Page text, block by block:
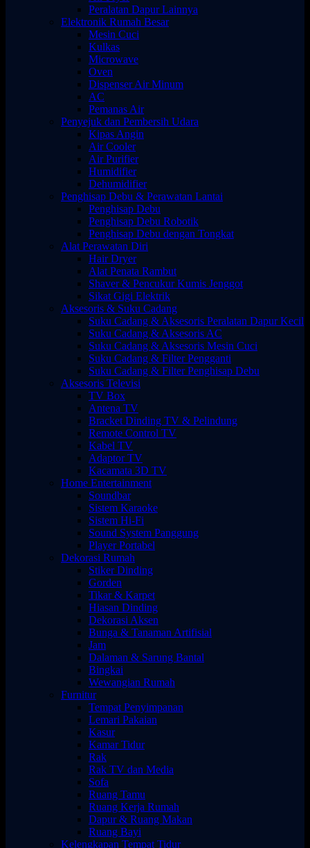
Peralatan Dapur Lainnya
Elektronik Rumah Besar
Mesin Cuci
Kulkas
Microwave
Oven
Dispenser Air Minum
AC
Pemanas Air
Penyejuk dan Pembersih Udara
Kipas Angin
Air Cooler
Air Purifier
Humidifier
Dehumidifier
Penghisap Debu & Perawatan Lantai
Penghisap Debu
Penghisap Debu Robotik
Penghisap Debu dengan Tongkat
Alat Perawatan Diri
Hair Dryer
Alat Penata Rambut
Shaver & Pencukur Kumis Jenggot
Sikat Gigi Elektrik
Aksesoris & Suku Cadang
Suku Cadang & Aksesoris Peralatan Dapur Kecil
Suku Cadang & Aksesoris AC
Suku Cadang & Aksesoris Mesin Cuci
Suku Cadang & Filter Pengganti
Suku Cadang & Filter Penghisap Debu
Aksesoris Televisi
TV Box
Antena TV
Bracket Dinding TV & Pelindung
Remote Control TV
Kabel TV
Adaptor TV
Kacamata 3D TV
Home Entertainment
Soundbar
Sistem Karaoke
Sistem Hi-Fi
Sound System Panggung
Player Portabel
Dekorasi Rumah
Stiker Dinding
Gorden
Tikar & Karpet
Hiasan Dinding
Dekorasi Aksen
Bunga & Tanaman Artifisial
Jam
Dalaman & Sarung Bantal
Bingkai
Wewangian Rumah
Furnitur
Tempat Penyimpanan
Lemari Pakaian
Kasur
Kamar Tidur
Rak
Rak TV dan Media
Sofa
Ruang Tamu
Ruang Kerja Rumah
Dapur & Ruang Makan
Ruang Bayi
Kelengkapan Tempat Tidur